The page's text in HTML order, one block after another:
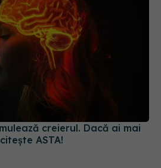
creierul. Dacă ai mai
ASTA!